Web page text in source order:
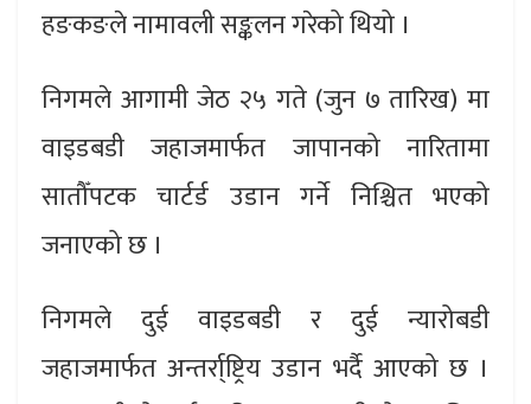
हङकङले नामावली सङ्कलन गरेको थियो ।
निगमले आगामी जेठ २५ गते (जुन ७ तारिख) मा
वाइडबडी जहाजमार्फत जापानको नारितामा
सातौँपटक चार्टर्ड उडान गर्ने निश्चित भएको
जनाएको छ ।
निगमले दुई वाइडबडी र दुई न्यारोबडी
जहाजमार्फत अन्तर्रा्ष्ट्रिय उडान भर्दै आएको छ ।